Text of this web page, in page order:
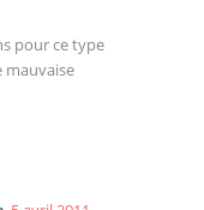
pour ce type
mauvaise